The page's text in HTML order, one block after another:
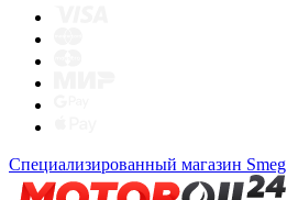
Специализированный магазин Smeg